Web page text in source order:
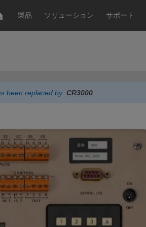
製品 ソリューション サポート
been replaced by: CR3000.